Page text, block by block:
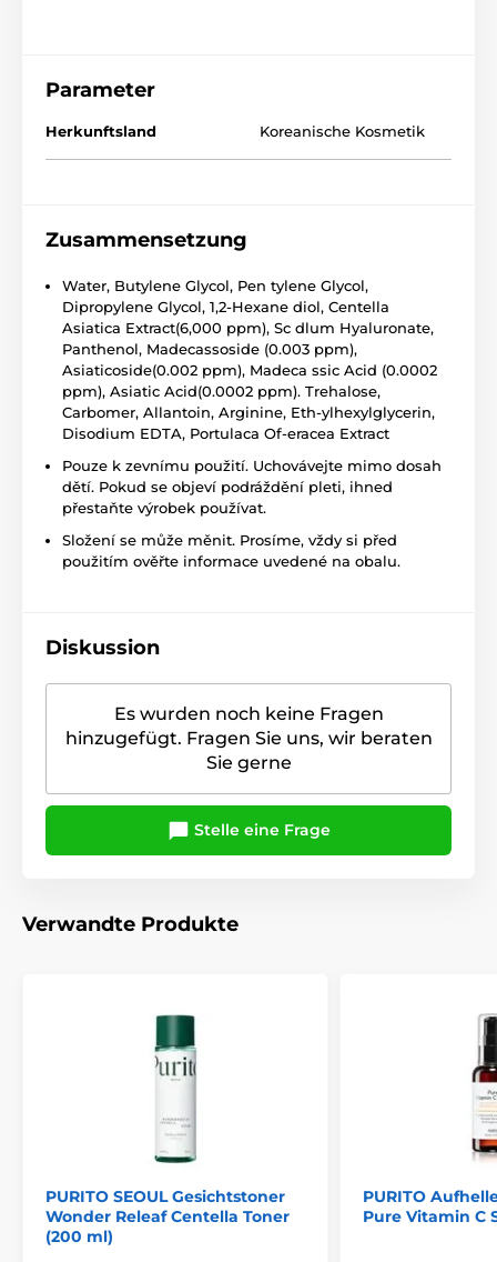
Parameter
Herkunftsland Koreanische Kosmetik
Zusammensetzung
Water, Butylene Glycol, Pen tylene Glycol,
Dipropylene Glycol, 1,2-Hexane diol, Centella
Asiatica Extract(6,000 ppm), Sc dlum Hyaluronate,
Panthenol, Madecassoside (0.003 ppm),
Asiaticoside(0.002 ppm), Madeca ssic Acid (0.0002
ppm), Asiatic Acid(0.0002 ppm). Trehalose,
Carbomer, Allantoin, Arginine, Eth-ylhexylglycerin,
Disodium EDTA, Portulaca Of-eracea Extract
Pouze k zevnímu použití. Uchovávejte mimo dosah
dětí. Pokud se objeví podráždění pleti, ihned
přestaňte výrobek používat.
Složení se může měnit. Prosíme, vždy si před
použitím ověřte informace uvedené na obalu.
Diskussion
Es wurden noch keine Fragen
hinzugefügt. Fragen Sie uns, wir beraten
Sie gerne
Stelle eine Frage
Verwandte Produkte
PURITO SEOUL Gesichtstoner
Wonder Releaf Centella Toner
(200 ml)
PURITO
Pure Vitamin C